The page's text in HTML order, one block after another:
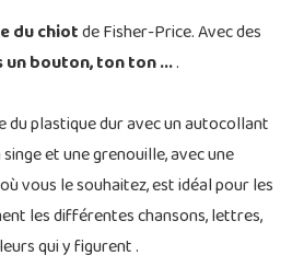
du chiotde Fisher-Price. Avec des
un bouton, ton ton ....
du plastique dur avec un autocollant
et une grenouille, avec une
vous le souhaitez, est idéal pour les
les différentes chansons, lettres,
qui y figurent .